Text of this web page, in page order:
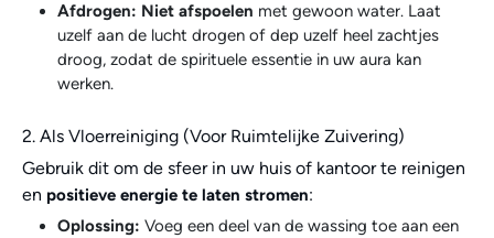
Afdrogen: Niet afspoelen met gewoon water. Laat
uzelf aan de lucht drogen of dep uzelf heel zachtjes
droog, zodat de spirituele essentie in uw aura kan
werken.
2. Als Vloerreiniging (Voor Ruimtelijke Zuivering)
Gebruik dit om de sfeer in uw huis of kantoor te reinigen
en positieve energie te laten stromen:
Oplossing: Voeg een deel van de wassing toe aan een